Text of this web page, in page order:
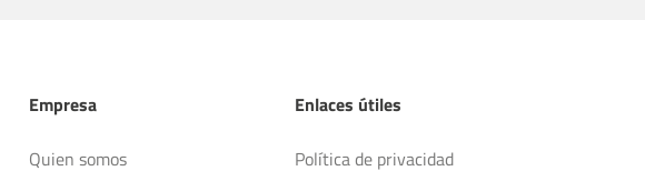
Empresa
Quien somos
Enlaces útiles
Política de privacidad